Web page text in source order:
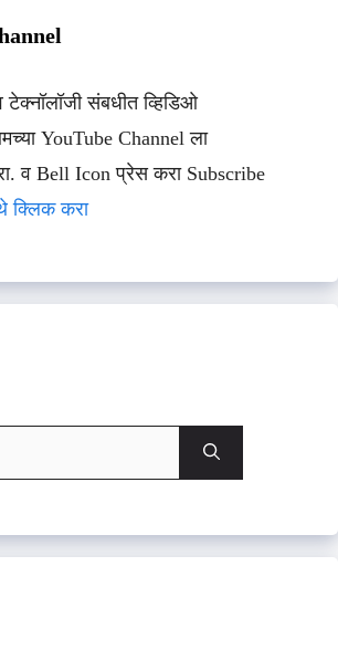
टेक्नॉलॉजी संबधीत व्हिडिओ
YouTube Channel ला
व Bell Icon प्रेस करा Subscribe
क्लिक करा